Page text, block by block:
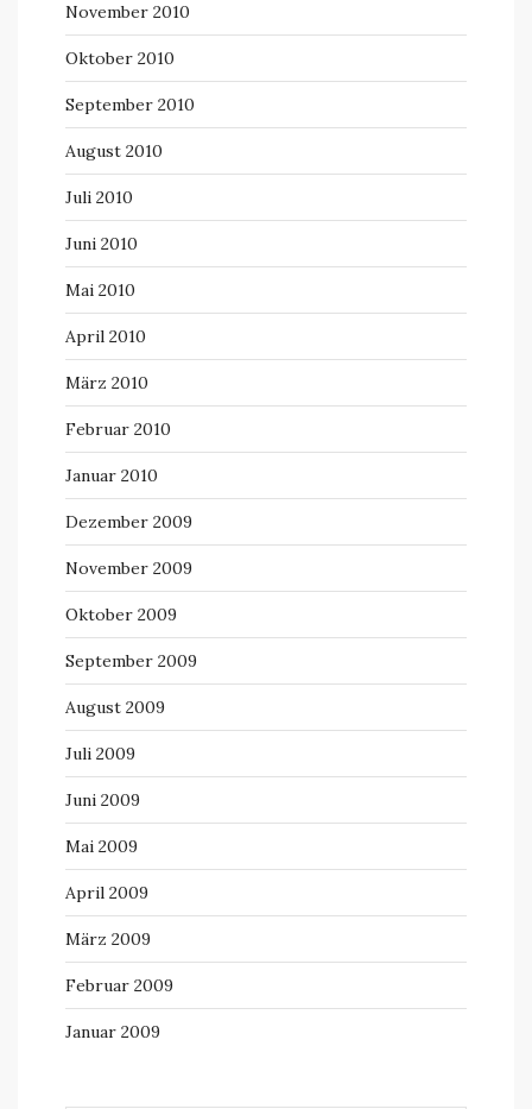
November 2010
Oktober 2010
September 2010
August 2010
Juli 2010
Juni 2010
Mai 2010
April 2010
März 2010
Februar 2010
Januar 2010
Dezember 2009
November 2009
Oktober 2009
September 2009
August 2009
Juli 2009
Juni 2009
Mai 2009
April 2009
März 2009
Februar 2009
Januar 2009